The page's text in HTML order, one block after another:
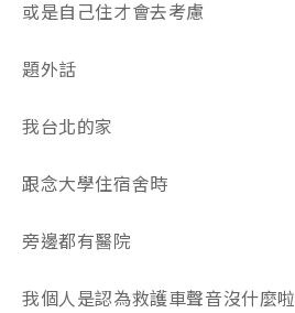
或是自己住才會去考慮
題外話
我台北的家
跟念大學住宿舍時
旁邊都有醫院
我個人是認為救護車聲音沒什麼啦